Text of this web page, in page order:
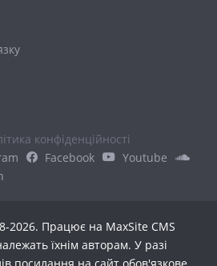
конфіденційності
Facebook
Youtube
2026. Працює на MaxSite CMS
їхнім авторам. У разі